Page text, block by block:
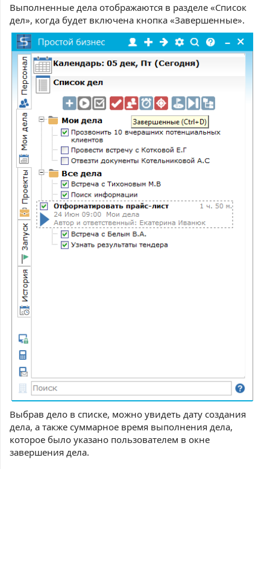
Выполненные дела отображаются в разделе «Список
дел», когда будет включена кнопка «Завершенные».
Выбрав дело в списке, можно увидеть дату создания
дела, а также суммарное время выполнения дела,
которое было указано пользователем в окне
завершения дела.